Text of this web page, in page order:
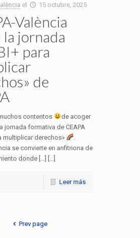
el 15 octubre, 2025
València
la jornada
para
de
contentos
de acoger
jornada formativa de CEAPA
multiplicar derechos»
se convierte en anfitriona de
donde […] [...]
Leer más
Prev page